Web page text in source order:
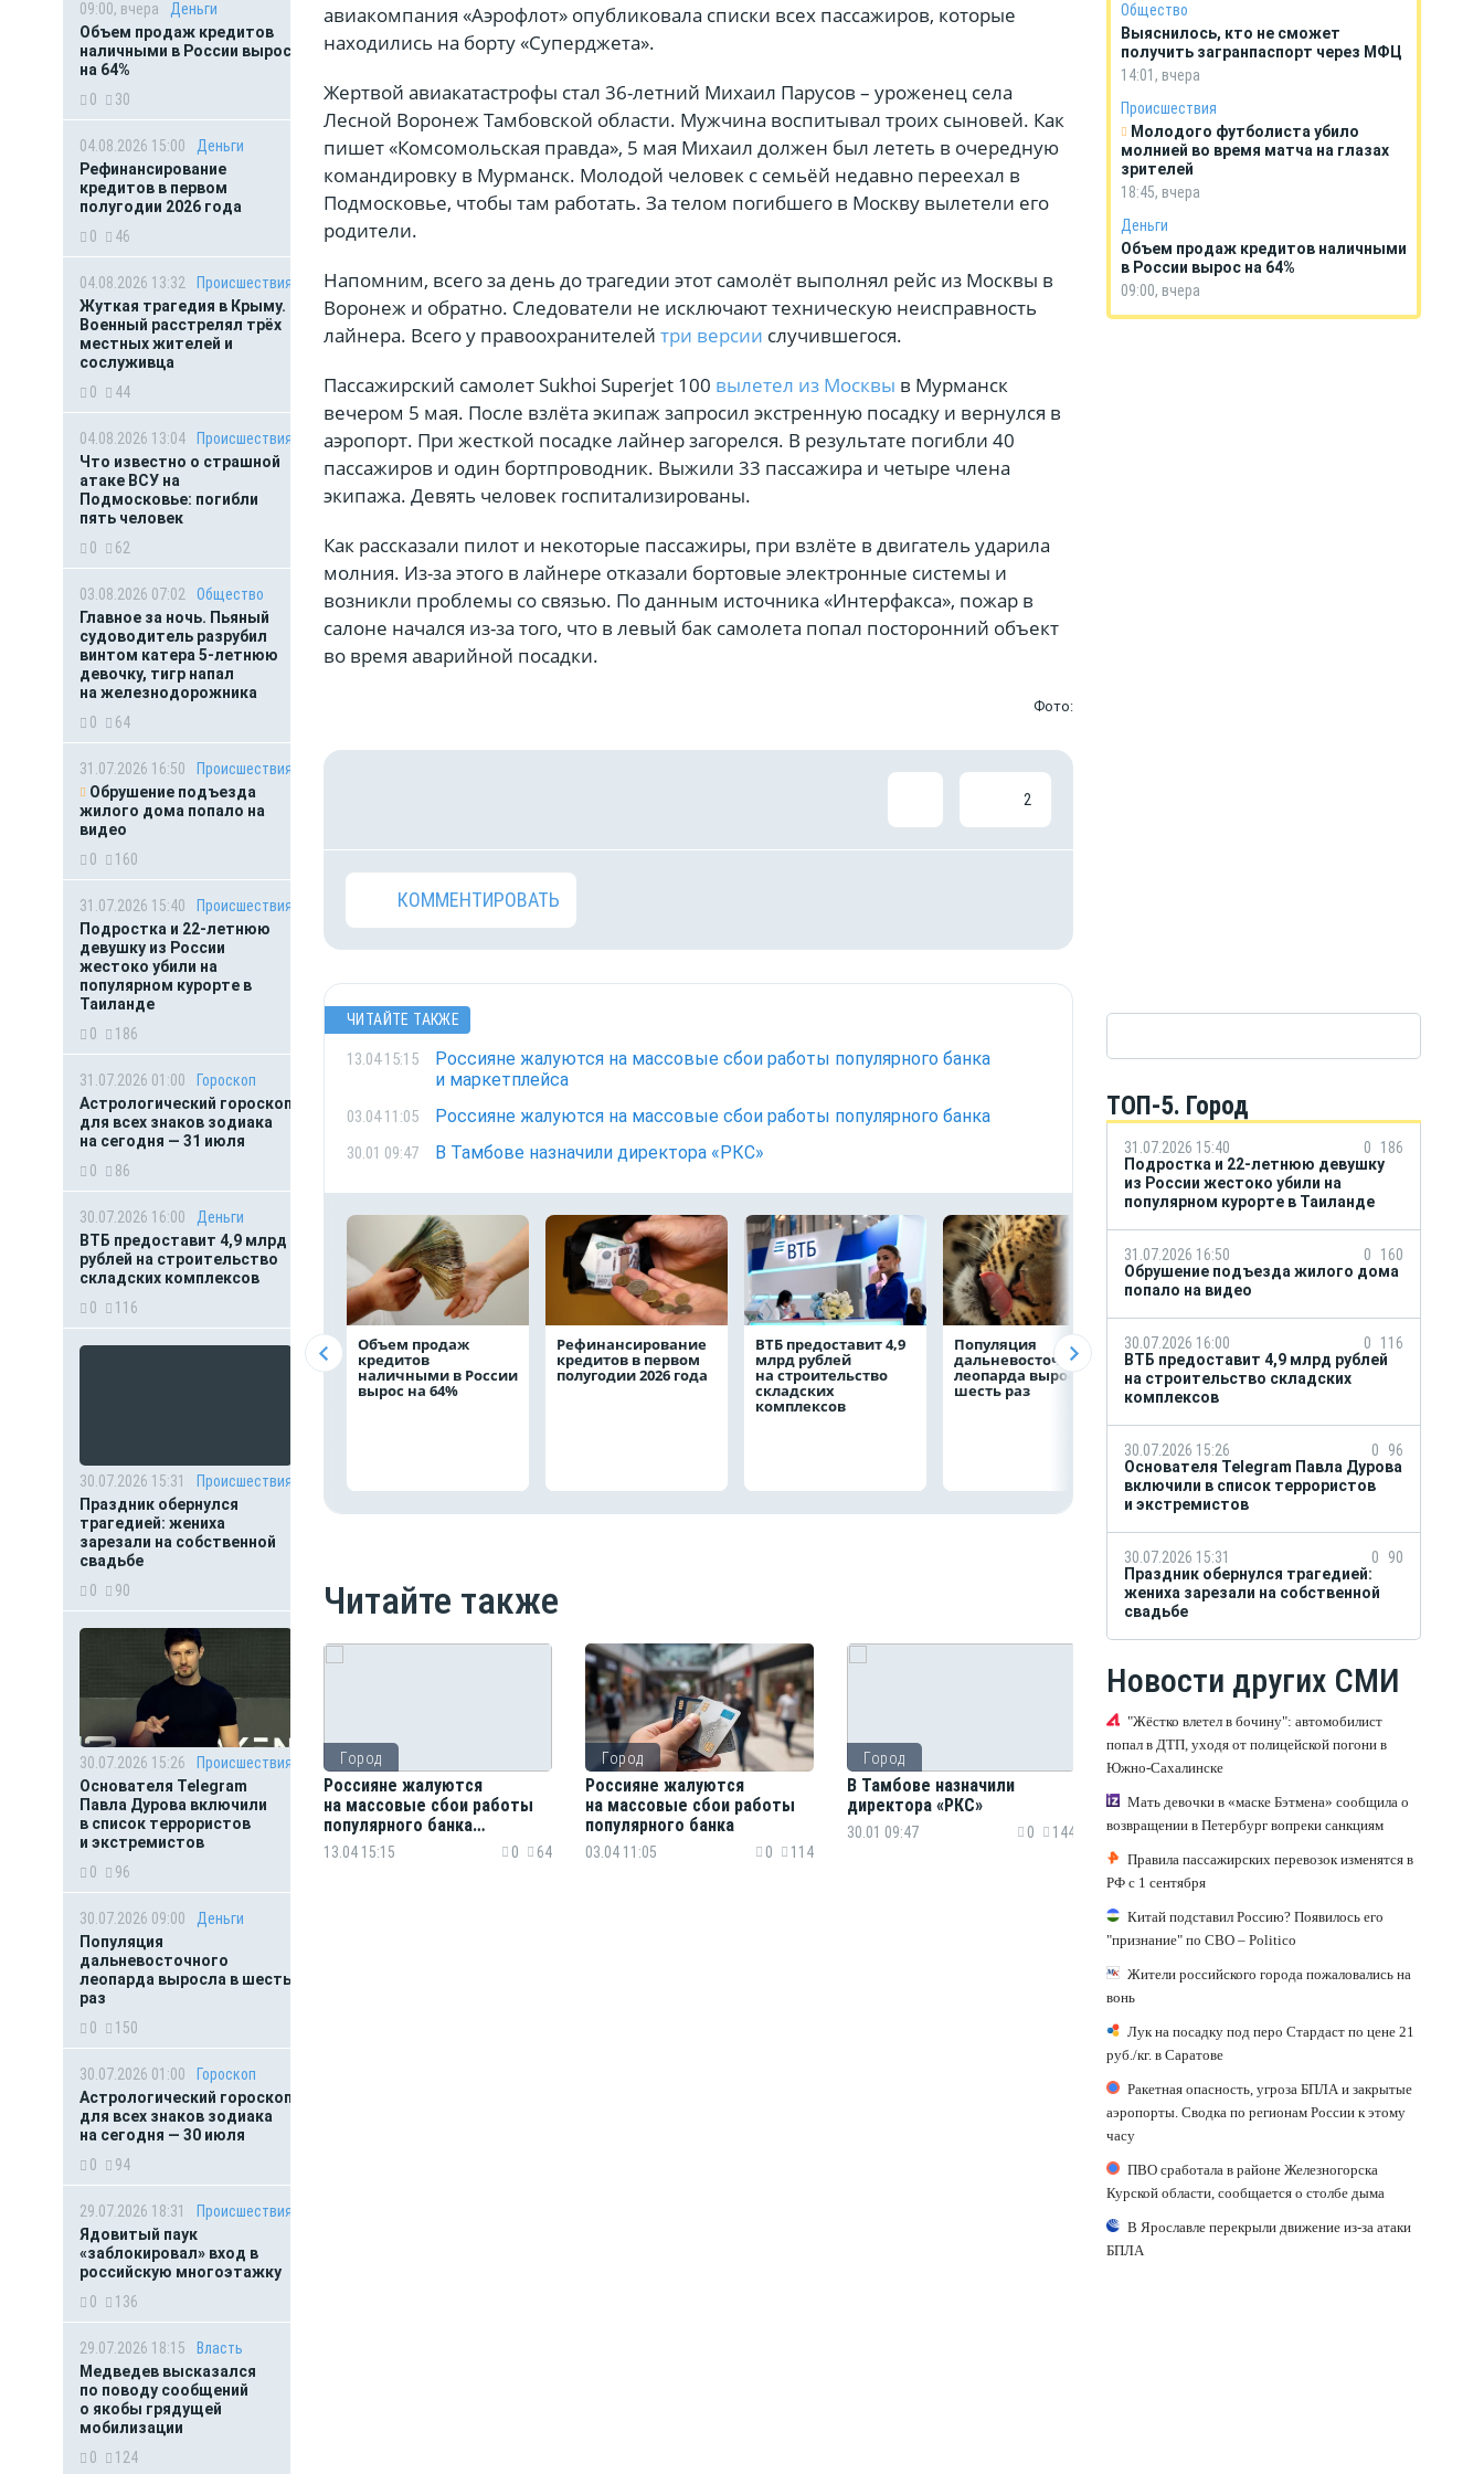
09:00, вчера
Деньги
Объем продаж кредитов
наличными в России вырос
на 64%
0
30
04.08.2026 15:00
Деньги
Рефинансирование
кредитов в первом
полугодии 2026 года
0
46
04.08.2026 13:32
Происшествия
Жуткая трагедия в Крыму.
Военный расстрелял трёх
местных жителей и
сослуживца
0
44
04.08.2026 13:04
Происшествия
Что известно о страшной
атаке ВСУ на
Подмосковье: погибли
пять человек
0
62
03.08.2026 07:02
Общество
Главное за ночь. Пьяный
судоводитель разрубил
винтом катера 5-летнюю
девочку, тигр напал
на железнодорожника
0
64
31.07.2026 16:50
Происшествия
Обрушение подъезда
жилого дома попало на
видео
0
160
31.07.2026 15:40
Происшествия
Подростка и 22-летнюю
девушку из России
жестоко убили на
популярном курорте в
Таиланде
0
186
31.07.2026 01:00
Гороскоп
Астрологический гороскоп
для всех знаков зодиака
на сегодня — 31 июля
0
86
30.07.2026 16:00
Деньги
ВТБ предоставит 4,9 млрд
рублей на строительство
складских комплексов
0
116
30.07.2026 15:31
Происшествия
Праздник обернулся
трагедией: жениха
зарезали на собственной
свадьбе
0
90
30.07.2026 15:26
Происшествия
Основателя Telegram
Павла Дурова включили
в список террористов
и экстремистов
0
96
30.07.2026 09:00
Деньги
Популяция
дальневосточного
леопарда выросла в шесть
раз
0
150
30.07.2026 01:00
Гороскоп
Астрологический гороскоп
для всех знаков зодиака
на сегодня — 30 июля
0
94
29.07.2026 18:31
Происшествия
Ядовитый паук
«заблокировал» вход в
российскую многоэтажку
0
136
29.07.2026 18:15
Власть
Медведев высказался
по поводу сообщений
о якобы грядущей
мобилизации
0
124
авиакомпания «Аэрофлот» опубликовала списки всех пассажиров, которые
находились на борту «Суперджета».
Жертвой авиакатастрофы стал 36-летний Михаил Парусов – уроженец села
Лесной Воронеж Тамбовской области. Мужчина воспитывал троих сыновей. Как
пишет «Комсомольская правда», 5 мая Михаил должен был лететь в очередную
командировку в Мурманск. Молодой человек с семьёй недавно переехал в
Подмосковье, чтобы там работать. За телом погибшего в Москву вылетели его
родители.
Напомним, всего за день до трагедии этот самолёт выполнял рейс из Москвы в
Воронеж и обратно. Следователи не исключают техническую неисправность
лайнера. Всего у правоохранителей три версии случившегося.
Пассажирский самолет Sukhoi Superjet 100 вылетел из Москвы в Мурманск
вечером 5 мая. После взлёта экипаж запросил экстренную посадку и вернулся в
аэропорт. При жесткой посадке лайнер загорелся. В результате погибли 40
пассажиров и один бортпроводник. Выжили 33 пассажира и четыре члена
экипажа. Девять человек госпитализированы.
Как рассказали пилот и некоторые пассажиры, при взлёте в двигатель ударила
молния. Из-за этого в лайнере отказали бортовые электронные системы и
возникли проблемы со связью. По данным источника «Интерфакса», пожар в
салоне начался из-за того, что в левый бак самолета попал посторонний объект
во время аварийной посадки.
Фото:
2
КОММЕНТИРОВАТЬ
ЧИТАЙТЕ ТАКЖЕ
13.04 15:15
Россияне жалуются на массовые сбои работы популярного банка
и маркетплейса
03.04 11:05 Россияне жалуются на массовые сбои работы популярного банка
30.01 09:47 В Тамбове назначили директора «РКС»
Объем продаж
кредитов
наличными в России
вырос на 64%
Рефинансирование
кредитов в первом
полугодии 2026 года
ВТБ предоставит 4,9
млрд рублей
на строительство
складских
комплексов
Популяция
дальневосточного
леопарда выросла в
шесть раз
ВТБ скорректировал
макроэкономически
й прогноз на 2026 год
Прогноз выплат
кешбэка
Читайте также
Город
Россияне жалуются
на массовые сбои работы
популярного банка
и маркетплейса
13.04 15:15 0 64
Город
Россияне жалуются
на массовые сбои работы
популярного банка
03.04 11:05 0 114
Город
В Тамбове назначили
директора «РКС»
30.01 09:47 0 144
Общество
Выяснилось, кто не сможет
получить загранпаспорт через МФЦ
14:01, вчера
Происшествия
Молодого футболиста убило
молнией во время матча на глазах
зрителей
18:45, вчера
Деньги
Объем продаж кредитов наличными
в России вырос на 64%
09:00, вчера
ТОП-5. Город
31.07.2026 15:40 0
186
Подростка и 22-летнюю девушку
из России жестоко убили на
популярном курорте в Таиланде
31.07.2026 16:50 0
160
Обрушение подъезда жилого дома
попало на видео
30.07.2026 16:00 0
116
ВТБ предоставит 4,9 млрд рублей
на строительство складских
комплексов
30.07.2026 15:26 0
96
Основателя Telegram Павла Дурова
включили в список террористов
и экстремистов
30.07.2026 15:31 0
90
Праздник обернулся трагедией:
жениха зарезали на собственной
свадьбе
Новости других СМИ
"Жёстко влетел в бочину": автомобилист
попал в ДТП, уходя от полицейской погони в
Южно-Сахалинске
Мать девочки в «маске Бэтмена» сообщила о
возвращении в Петербург вопреки санкциям
Правила пассажирских перевозок изменятся в
РФ с 1 сентября
Китай подставил Россию? Появилось его
"признание" по СВО – Politico
Жители российского города пожаловались на
вонь
Лук на посадку под перо Стардаст по цене 21
руб./кг. в Саратове
Ракетная опасность, угроза БПЛА и закрытые
аэропорты. Сводка по регионам России к этому
часу
ПВО сработала в районе Железногорска
Курской области, сообщается о столбе дыма
В Ярославле перекрыли движение из-за атаки
БПЛА